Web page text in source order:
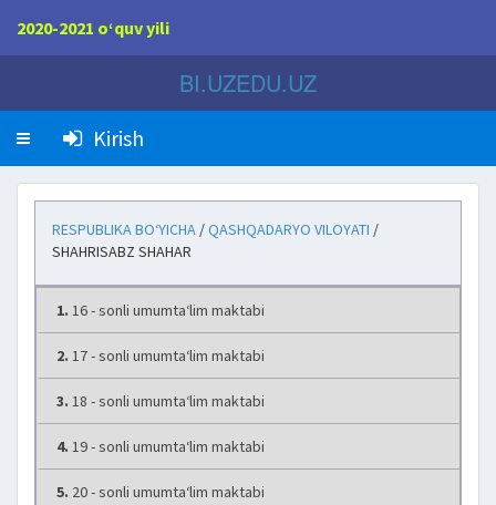
2020-2021 o‘quv yili
BI.UZEDU.UZ
Kirish
RESPUBLIKA BO‘YICHA /QASHQADARYO VILOYATI /
SHAHRISABZ SHAHAR
1. 16 - sonli umumta‘lim maktabi
2. 17 - sonli umumta‘lim maktabi
3. 18 - sonli umumta‘lim maktabi
4. 19 - sonli umumta‘lim maktabi
5. 20 - sonli umumta‘lim maktabi